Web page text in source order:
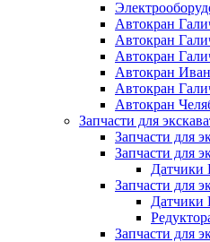
Автокран
Автокран
Автокран
Автокран
Автокран
Автокран
Запчасти для
Запчасти для
Запчасти для
Датчики
Запчасти для
Датчики
Запчасти для